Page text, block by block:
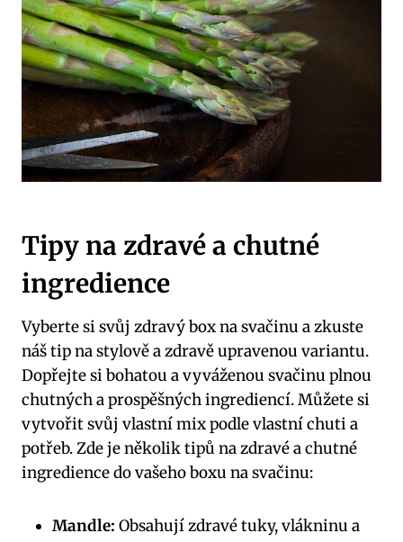
Tipy na zdravé a chutné
ingredience
Vyberte si svůj zdravý box na svačinu a zkuste
náš tip na stylově a zdravě upravenou variantu.
Dopřejte si bohatou a vyváženou svačinu plnou
chutných a prospěšných ingrediencí. Můžete si
vytvořit svůj vlastní mix podle vlastní chuti a
potřeb. Zde je několik tipů na zdravé a chutné
ingredience do vašeho boxu na svačinu:
Mandle: Obsahují zdravé tuky, vlákninu a